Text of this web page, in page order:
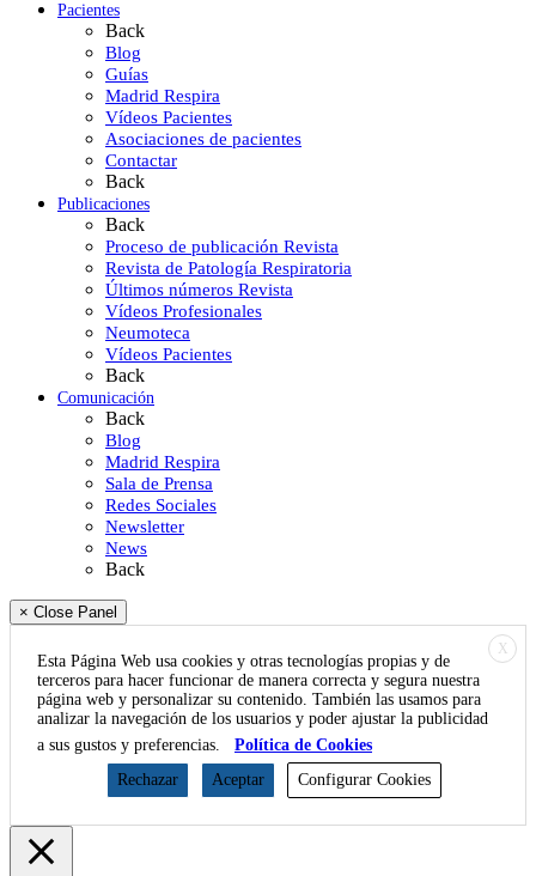
Pacientes
Back
Blog
Guías
Madrid Respira
Vídeos Pacientes
Asociaciones de pacientes
Contactar
Back
Publicaciones
Back
Proceso de publicación Revista
Revista de Patología Respiratoria
Últimos números Revista
Vídeos Profesionales
Neumoteca
Vídeos Pacientes
Back
Comunicación
Back
Blog
Madrid Respira
Sala de Prensa
Redes Sociales
Newsletter
News
Back
× Close Panel
X
Esta Página Web usa cookies y otras tecnologías propias y de
terceros para hacer funcionar de manera correcta y segura nuestra
página web y personalizar su contenido. También las usamos para
analizar la navegación de los usuarios y poder ajustar la publicidad
a sus gustos y preferencias.
Política de Cookies
Rechazar
Aceptar Configurar Cookies